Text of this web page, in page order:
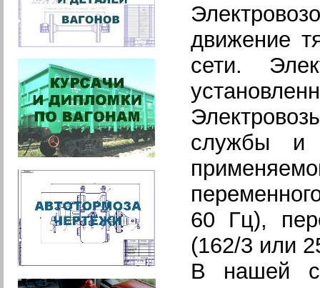
движение
сети.
службы и
60 Гц),
(162/3 или
В нашей